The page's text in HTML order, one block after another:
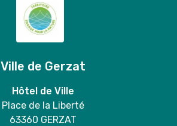
Ville de Gerzat
Hôtel de Ville
Place de la Liberté
63360 GERZAT